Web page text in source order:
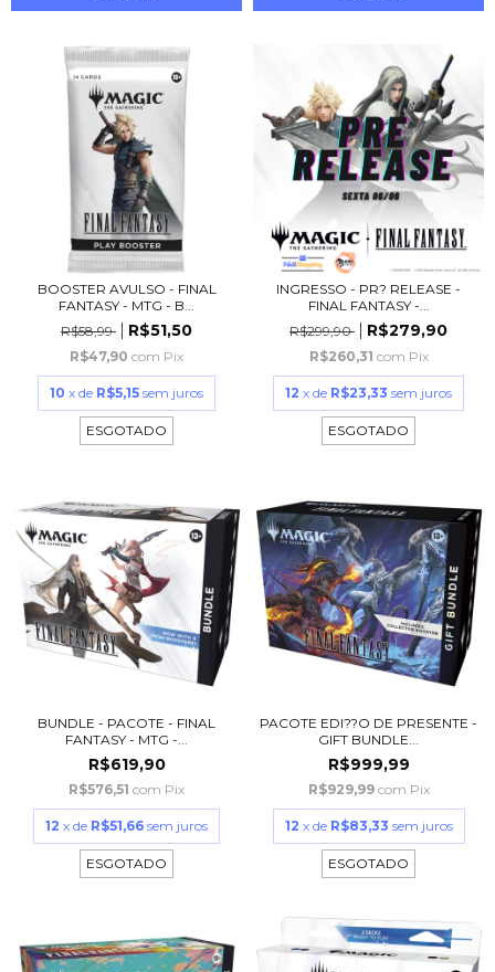
BOOSTER AVULSO - FINAL
FANTASY - MTG - B...
R$58,99
R$51,50
R$47,90 com Pix
10 x de R$5,15 sem juros
ESGOTADO
INGRESSO - PR? RELEASE -
FINAL FANTASY -...
R$299,90
R$279,90
R$260,31 com Pix
12 x de R$23,33 sem juros
ESGOTADO
BUNDLE - PACOTE - FINAL
FANTASY - MTG -...
R$619,90
R$576,51 com Pix
12 x de R$51,66 sem juros
ESGOTADO
PACOTE EDI??O DE PRESENTE -
GIFT BUNDLE...
R$999,99
R$929,99 com Pix
12 x de R$83,33 sem juros
ESGOTADO